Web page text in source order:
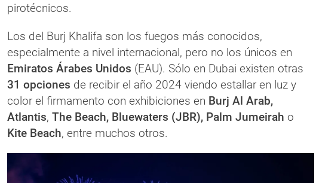
pirotécnicos.
Los del Burj Khalifa son los fuegos más conocidos,
especialmente a nivel internacional, pero no los únicos en
Emiratos Árabes Unidos (EAU). Sólo en Dubai existen otras
31 opciones de recibir el año 2024 viendo estallar en luz y
color el firmamento con exhibiciones en Burj Al Arab,
Atlantis, The Beach, Bluewaters (JBR), Palm Jumeirah o
Kite Beach, entre muchos otros.